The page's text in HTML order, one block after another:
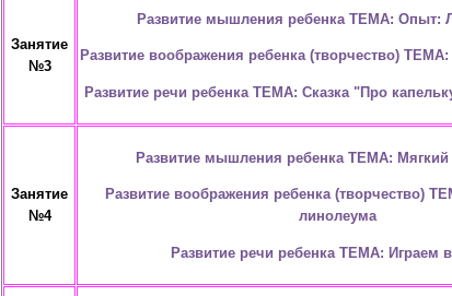
Занятие
№3
Развитие мышления ребенка ТЕМА: Опыт:
Развитие воображения ребенка (творчество)
Развитие речи ребенка ТЕМА: Сказка "Про
Занятие
№4
Развитие мышления ребенка ТЕМА: Мягкий
Развитие воображения ребенка (творчество)
линолеума
Развитие речи ребенка ТЕМА: Играем